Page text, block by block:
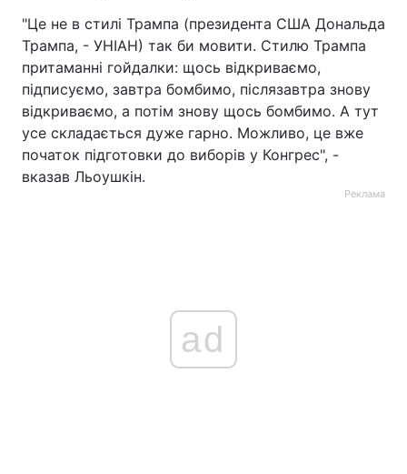
"Це не в стилі Трампа (президента США Дональда
Трампа, - УНІАН) так би мовити. Стилю Трампа
притаманні гойдалки: щось відкриваємо,
підписуємо, завтра бомбимо, післязавтра знову
відкриваємо, а потім знову щось бомбимо. А тут
усе складається дуже гарно. Можливо, це вже
початок підготовки до виборів у Конгрес", -
вказав Льоушкін.
Реклама
ad